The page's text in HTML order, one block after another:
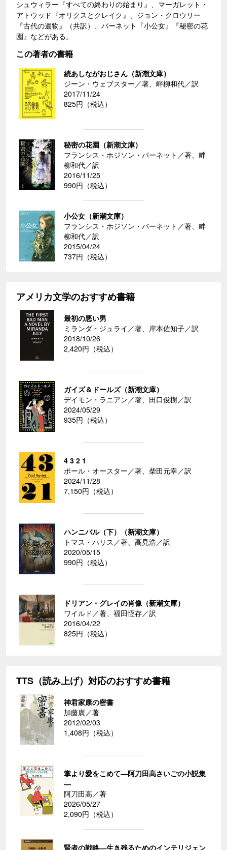
シュウィラー『すべての終わりの始まり』、マーガレット・
アトウッド『オリクスとクレイク』、ジョン・クロウリー
『古代の遺物』（共訳）、バーネット『小公女』『秘密の花
園』などがある。
この著者の書籍
続あしながおじさん（新潮文庫）
ジーン・ウェブスター／著、畔柳和代／訳
2017/11/24
825円（税込）
秘密の花園（新潮文庫）
フランシス・ホジソン・バーネット／著、畔
柳和代／訳
2016/11/25
990円（税込）
小公女（新潮文庫）
フランシス・ホジソン・バーネット／著、畔
柳和代／訳
2015/04/24
737円（税込）
アメリカ文学のおすすめ書籍
最初の悪い男
ミランダ・ジュライ／著、岸本佐知子／訳
2018/10/26
2,420円（税込）
ガイズ＆ドールズ（新潮文庫）
デイモン・ラニアン／著、田口俊樹／訳
2024/05/29
935円（税込）
4 3 2 1
ポール・オースター／著、柴田元幸／訳
2024/11/28
7,150円（税込）
ハンニバル（下）（新潮文庫）
トマス・ハリス／著、高見浩／訳
2020/05/15
990円（税込）
ドリアン・グレイの肖像（新潮文庫）
ワイルド／著、福田恆存／訳
2016/04/22
825円（税込）
TTS（読み上げ）対応のおすすめ書籍
神君家康の密書
加藤廣／著
2012/02/03
1,408円（税込）
掌より愛をこめて―阿刀田高さいごの小説集
―
阿刀田高／著
2026/05/27
2,090円（税込）
賢者の戦略―生き残るためのインテリジェン